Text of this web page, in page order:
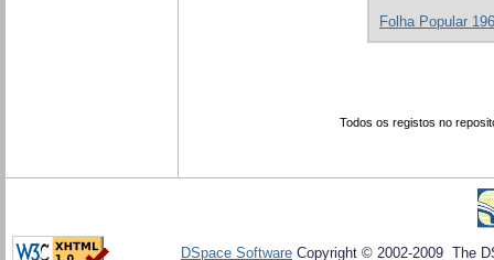
Folha Popular
Todos os registos no
DSpace Software Copyright © 2002-2009 The